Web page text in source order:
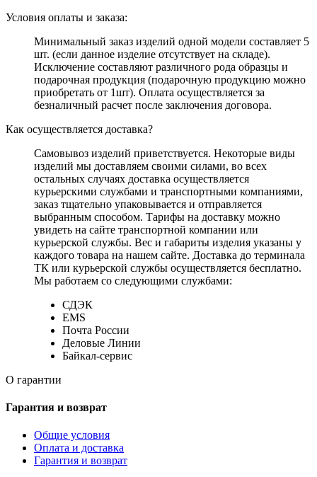
Условия оплаты и заказа:
Минимальный заказ изделий одной модели составляет 5
шт. (если данное изделие отсутствует на складе).
Исключение составляют различного рода образцы и
подарочная продукция (подарочную продукцию можно
приобретать от 1шт). Оплата осуществляется за
безналичный расчет после заключения договора.
Как осуществляется доставка?
Самовывоз изделий приветствуется. Некоторые виды
изделий мы доставляем своими силами, во всех
остальных случаях доставка осуществляется
курьерскими службами и транспортными компаниями,
заказ тщательно упаковывается и отправляется
выбранным способом. Тарифы на доставку можно
увидеть на сайте транспортной компании или
курьерской службы. Вес и габариты изделия указаны у
каждого товара на нашем сайте. Доставка до терминала
ТК или курьерской службы осуществляется бесплатно.
Мы работаем со следующими службами:
СДЭК
EMS
Почта России
Деловые Линии
Байкал-сервис
О гарантии
Гарантия и возврат
Общие условия
Оплата и доставка
Гарантия и возврат